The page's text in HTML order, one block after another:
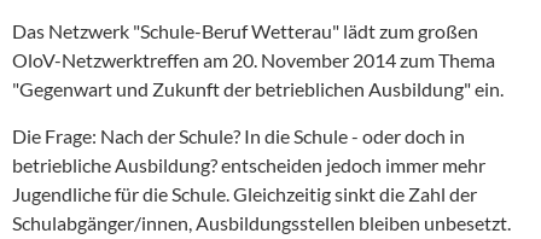
Das Netzwerk "Schule-Beruf Wetterau" lädt zum großen
OloV-Netzwerktreffen am 20. November 2014 zum Thema
"Gegenwart und Zukunft der betrieblichen Ausbildung" ein.
Die Frage: Nach der Schule? In die Schule - oder doch in
betriebliche Ausbildung? entscheiden jedoch immer mehr
Jugendliche für die Schule. Gleichzeitig sinkt die Zahl der
Schulabgänger/innen, Ausbildungsstellen bleiben unbesetzt.